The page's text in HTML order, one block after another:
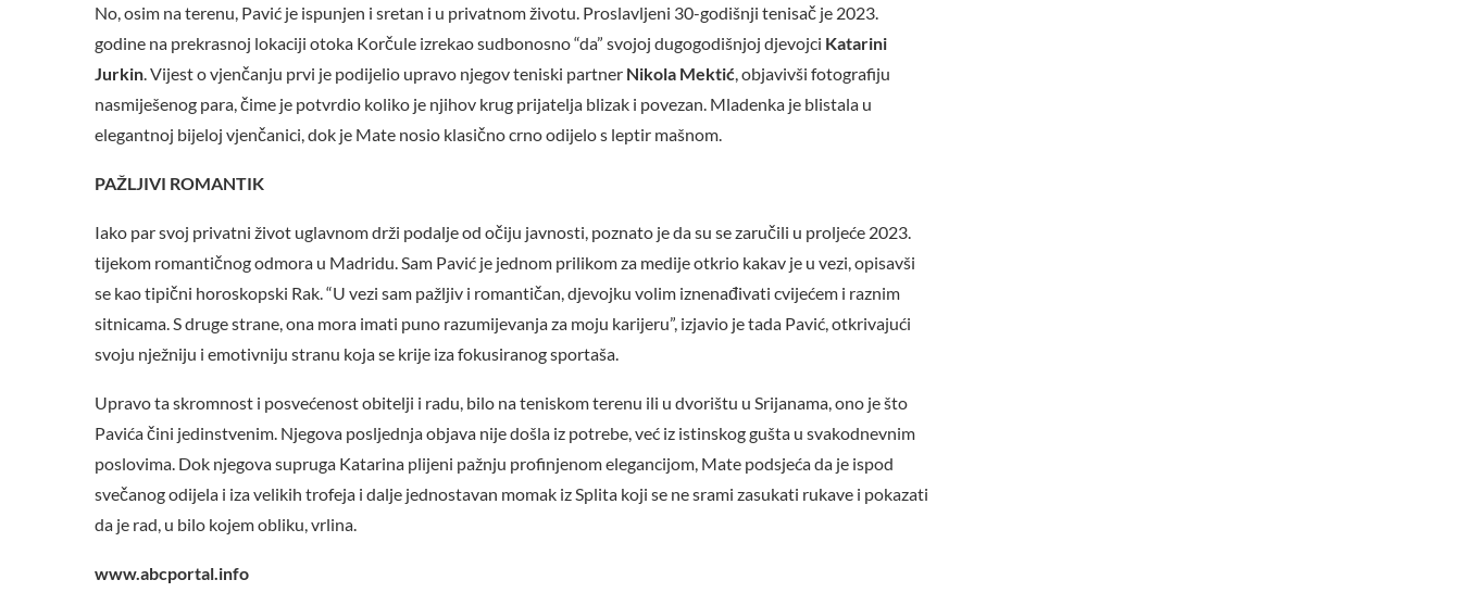
No, osim na terenu, Pavić je ispunjen i sretan i u privatnom životu. Proslavljeni 30-godišnji tenisač je 2023.
godine na prekrasnoj lokaciji otoka Korčule izrekao sudbonosno “da” svojoj dugogodišnjoj djevojci Katarini
Jurkin. Vijest o vjenčanju prvi je podijelio upravo njegov teniski partner Nikola Mektić, objavivši fotografiju
nasmiješenog para, čime je potvrdio koliko je njihov krug prijatelja blizak i povezan. Mladenka je blistala u
elegantnoj bijeloj vjenčanici, dok je Mate nosio klasično crno odijelo s leptir mašnom.
PAŽLJIVI ROMANTIK
Iako par svoj privatni život uglavnom drži podalje od očiju javnosti, poznato je da su se zaručili u proljeće 2023.
tijekom romantičnog odmora u Madridu. Sam Pavić je jednom prilikom za medije otkrio kakav je u vezi, opisavši
se kao tipični horoskopski Rak. “U vezi sam pažljiv i romantičan, djevojku volim iznenađivati cvijećem i raznim
sitnicama. S druge strane, ona mora imati puno razumijevanja za moju karijeru”, izjavio je tada Pavić, otkrivajući
svoju nježniju i emotivniju stranu koja se krije iza fokusiranog sportaša.
Upravo ta skromnost i posvećenost obitelji i radu, bilo na teniskom terenu ili u dvorištu u Srijanama, ono je što
Pavića čini jedinstvenim. Njegova posljednja objava nije došla iz potrebe, već iz istinskog gušta u svakodnevnim
poslovima. Dok njegova supruga Katarina plijeni pažnju profinjenom elegancijom, Mate podsjeća da je ispod
svečanog odijela i iza velikih trofeja i dalje jednostavan momak iz Splita koji se ne srami zasukati rukave i pokazati
da je rad, u bilo kojem obliku, vrlina.
www.abcportal.info